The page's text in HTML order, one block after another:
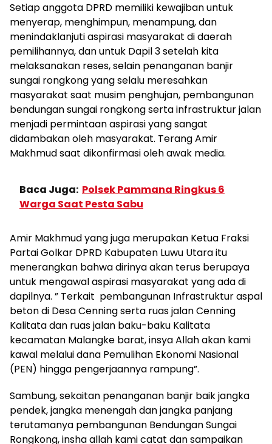
Setiap anggota DPRD memiliki kewajiban untuk
menyerap, menghimpun, menampung, dan
menindaklanjuti aspirasi masyarakat di daerah
pemilihannya, dan untuk Dapil 3 setelah kita
melaksanakan reses, selain penanganan banjir
sungai rongkong yang selalu meresahkan
masyarakat saat musim penghujan, pembangunan
bendungan sungai rongkong serta infrastruktur jalan
menjadi permintaan aspirasi yang sangat
didambakan oleh masyarakat. Terang Amir
Makhmud saat dikonfirmasi oleh awak media.
Baca Juga: Polsek Pammana Ringkus 6
Warga Saat Pesta Sabu
Amir Makhmud yang juga merupakan Ketua Fraksi
Partai Golkar DPRD Kabupaten Luwu Utara itu
menerangkan bahwa dirinya akan terus berupaya
untuk mengawal aspirasi masyarakat yang ada di
dapilnya. ” Terkait pembangunan Infrastruktur aspal
beton di Desa Cenning serta ruas jalan Cenning
Kalitata dan ruas jalan baku-baku Kalitata
kecamatan Malangke barat, insya Allah akan kami
kawal melalui dana Pemulihan Ekonomi Nasional
(PEN) hingga pengerjaannya rampung”.
Sambung, sekaitan penanganan banjir baik jangka
pendek, jangka menengah dan jangka panjang
terutamanya pembangunan Bendungan Sungai
Rongkong, insha allah kami catat dan sampaikan